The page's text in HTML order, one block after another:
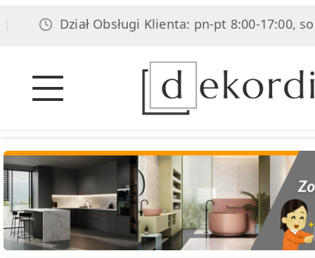
Dział Obsługi Klienta: pn-pt 8:00-17:00, sob